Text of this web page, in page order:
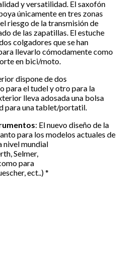
y versatilidad. El saxofón
únicamente en tres zonas
riesgo de la transmisión de
de las zapatillas. El estuche
colgadores que se han
llevarlo cómodamente como
en bici/moto.
dispone de dos
para el tudel y otro para la
lleva adosada una bolsa
para una tablet/portatil.
: El nuevo diseño de la
para los modelos actuales de
nivel mundial
Selmer,
para
ect..) *